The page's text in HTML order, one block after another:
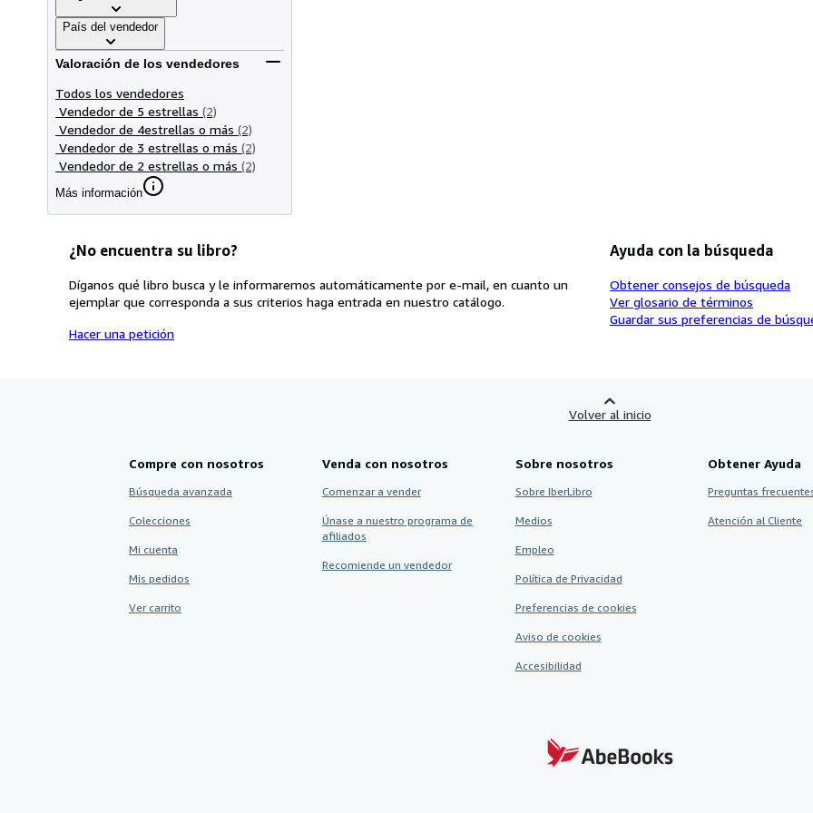
País del vendedor
Valoración de los vendedores
Todos los vendedores
Vendedor de 5 estrellas (2)
Vendedor de 4estrellas o más (2)
Vendedor de 3 estrellas o más (2)
Vendedor de 2 estrellas o más (2)
Más información
¿No encuentra su libro?
Díganos qué libro busca y le informaremos automáticamente por e-mail, en cuanto un
ejemplar que corresponda a sus criterios haga entrada en nuestro catálogo.
Hacer una petición
Ayuda con la búsqueda
Obtener consejos de búsqueda
Ver glosario de términos
Guardar sus preferencias de
Volver al inicio
Compre con nosotros
Búsqueda avanzada
Colecciones
Mi cuenta
Mis pedidos
Ver carrito
Venda con nosotros
Comenzar a vender
Únase a nuestro programa de
afiliados
Recomiende un vendedor
Sobre nosotros
Sobre IberLibro
Medios
Empleo
Política de Privacidad
Preferencias de cookies
Aviso de cookies
Accesibilidad
Obtener Ayuda
Preguntas
Atención al Cliente